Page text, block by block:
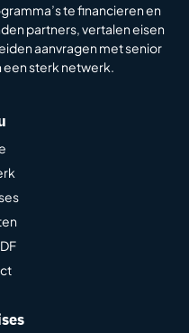
te financieren en
partners, vertalen eisen
aanvragen met senior
sterk netwerk.